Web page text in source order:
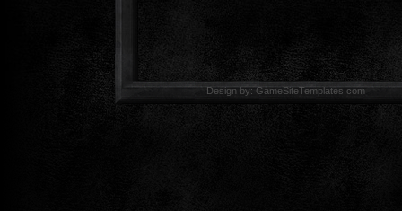
Design by: